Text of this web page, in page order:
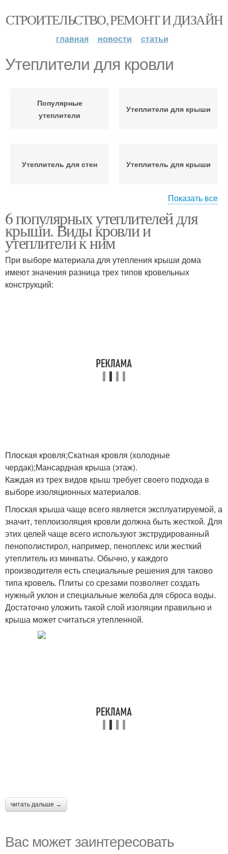
СТРОИТЕЛЬСТВО, РЕМОНТ И ДИЗАЙН
главная новости статьи
Утеплители для кровли
Популярные
утеплители
Утеплители для крыши
Утеплитель для стен Утеплитель для крыши
Утеплитель на крышу Утеплитель для кровли
Показать все
6 популярных утеплителей для
крыши. Виды кровли и
утеплители к ним
При выборе материала для утепления крыши дома
имеют значения разница трех типов кровельных
конструкций:
Плоская кровля;Скатная кровля (холодные
чердак);Мансардная крыша (этаж).
Каждая из трех видов крыш требует своего подхода в
выборе изоляционных материалов.
Плоская крыша чаще всего является эксплуатируемой, а
значит, теплоизоляция кровли должна быть жесткой. Для
этих целей чаще всего используют экструдированный
пенополистирол, например, пеноплекс или жесткий
утеплитель из минваты. Обычно, у каждого
производителя есть специальные решения для таково
типа кровель. Плиты со срезами позволяет создать
нужный уклон и специальные желоба для сброса воды.
Достаточно уложить такой слой изоляции правильно и
крыша может считаться утепленной.
читать дальше →
Вас может заинтересовать